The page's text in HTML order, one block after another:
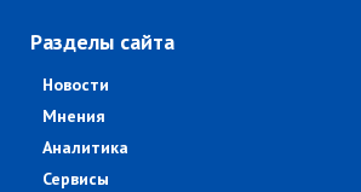
Разделы сайта
Новости
Мнения
Аналитика
Сервисы